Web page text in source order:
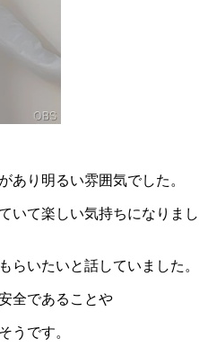
あり明るい雰囲気でした。
いて楽しい気持ちになりまし
らいたいと話していました。
全であることや
うです。